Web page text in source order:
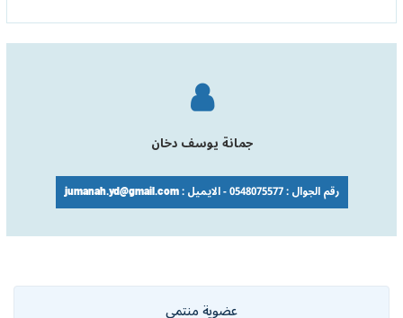
جمانة يوسف دخان
رقم الجوال : 0548075577 - الايميل : jumanah.yd@gmail.com
عضوية منتمى